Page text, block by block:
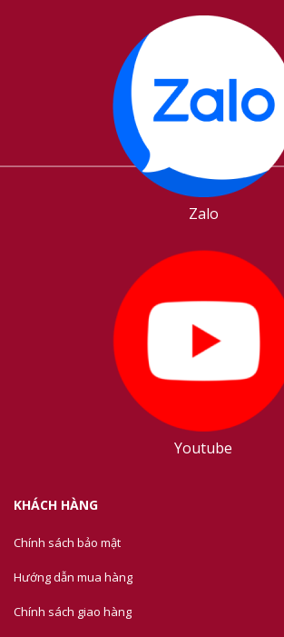
Zalo
Youtube
KHÁCH HÀNG
Chính sách bảo mật
Hướng dẫn mua hàng
Chính sách giao hàng